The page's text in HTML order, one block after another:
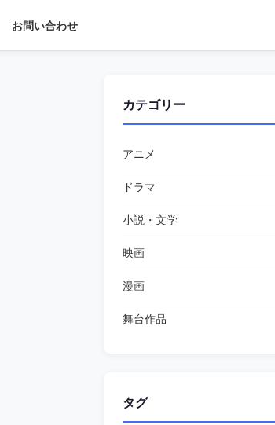
お問い合わせ
カテゴリー
アニメ
ドラマ
小説・文学
映画
漫画
舞台作品
タグ